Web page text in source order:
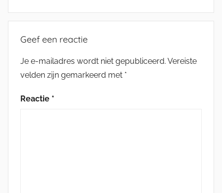
Geef een reactie
Je e-mailadres wordt niet gepubliceerd. Vereiste
velden zijn gemarkeerd met *
Reactie *